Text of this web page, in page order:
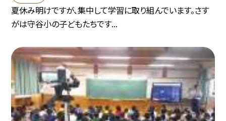
夏休み明けですが、集中して学習に取り組んでいます。さす
がは守谷小の子どもたちです...